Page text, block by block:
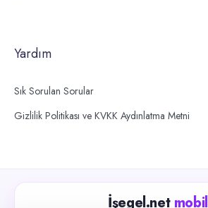
Yardım
Sık Sorulan Sorular
Gizlilik Politikası ve KVKK Aydınlatma Metni
İşegel.net mobil